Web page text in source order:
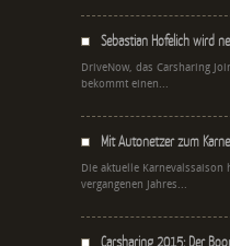
Sebastian Hofelich wird
DriveNow, das Carsharing
bekommt einen...
Mit Autonetzer zum
Die aktuelle Karnevalssaison
vergangenen Jahres...
Carsharing 2015: Der